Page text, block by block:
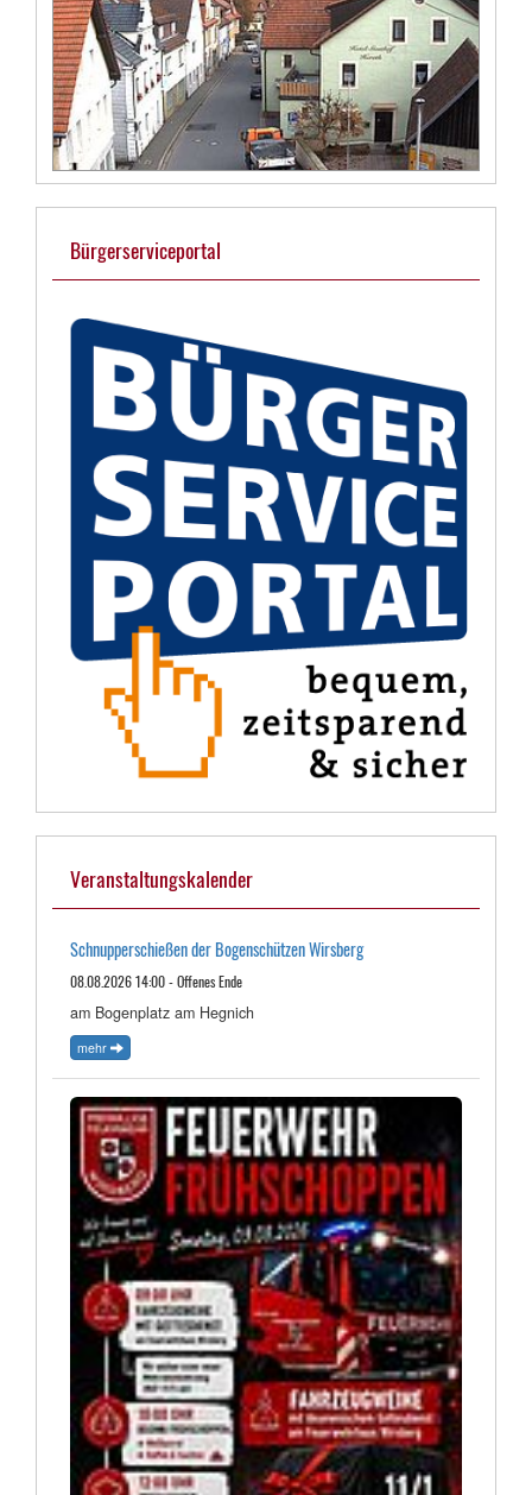
Bürgerserviceportal
Veranstaltungskalender
Schnupperschießen der Bogenschützen Wirsberg
08.08.2026 14:00 - Offenes Ende
am Bogenplatz am Hegnich
mehr